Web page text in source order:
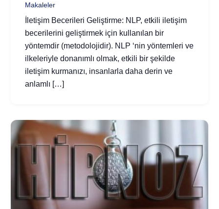
Makaleler
İletişim Becerileri Geliştirme: NLP, etkili iletişim
becerilerini geliştirmek için kullanılan bir
yöntemdir (metodolojidir). NLP ‘nin yöntemleri ve
ilkeleriyle donanımlı olmak, etkili bir şekilde
iletişim kurmanızı, insanlarla daha derin ve
anlamlı […]